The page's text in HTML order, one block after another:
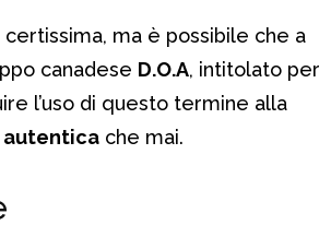
ma è possibile che a
canadese D.O.A, intitolato per
l’uso di questo termine alla
autentica che mai.